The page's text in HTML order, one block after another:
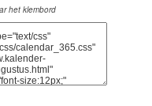
het klembord